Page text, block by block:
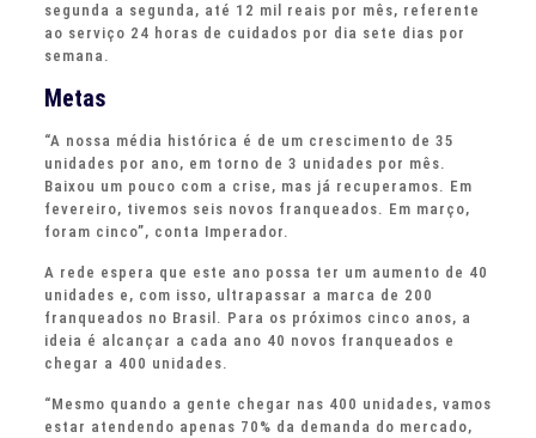
segunda a segunda, até 12 mil reais por mês, referente
ao serviço 24 horas de cuidados por dia sete dias por
semana.
Metas
“A nossa média histórica é de um crescimento de 35
unidades por ano, em torno de 3 unidades por mês.
Baixou um pouco com a crise, mas já recuperamos. Em
fevereiro, tivemos seis novos franqueados. Em março,
foram cinco”, conta Imperador.
A rede espera que este ano possa ter um aumento de 40
unidades e, com isso, ultrapassar a marca de 200
franqueados no Brasil. Para os próximos cinco anos, a
ideia é alcançar a cada ano 40 novos franqueados e
chegar a 400 unidades.
“Mesmo quando a gente chegar nas 400 unidades, vamos
estar atendendo apenas 70% da demanda do mercado,